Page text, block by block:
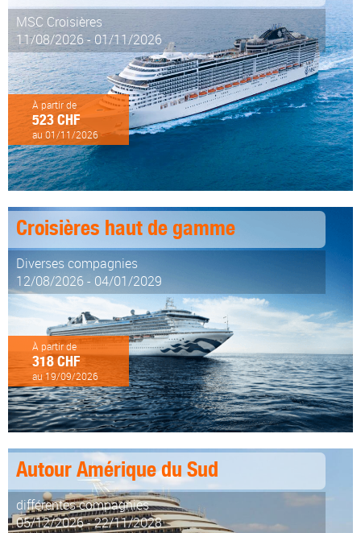
MSC Croisières
11/08/2026 - 01/11/2026
À partir de
523 CHF
au 01/11/2026
Croisières haut de gamme
Diverses compagnies
12/08/2026 - 04/01/2029
À partir de
318 CHF
au 19/09/2026
Autour Amérique du Sud
différentes compagnies
05/12/2026 - 22/11/2028